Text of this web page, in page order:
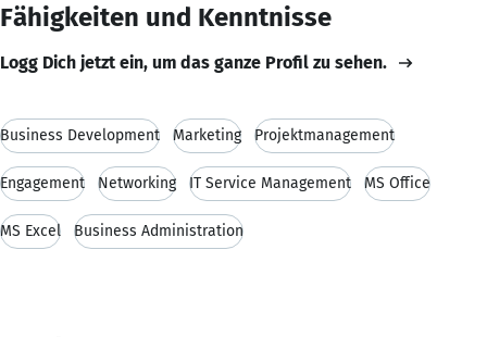
Fähigkeiten und Kenntnisse
Logg Dich jetzt ein, um das ganze Profil zu sehen.
Business Development Marketing Projektmanagement
Engagement Networking IT Service Management MS Office
MS Excel Business Administration